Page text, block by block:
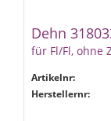
Dehn
für Fl/Fl, ohne
Artikelnr:
Herstellernr: